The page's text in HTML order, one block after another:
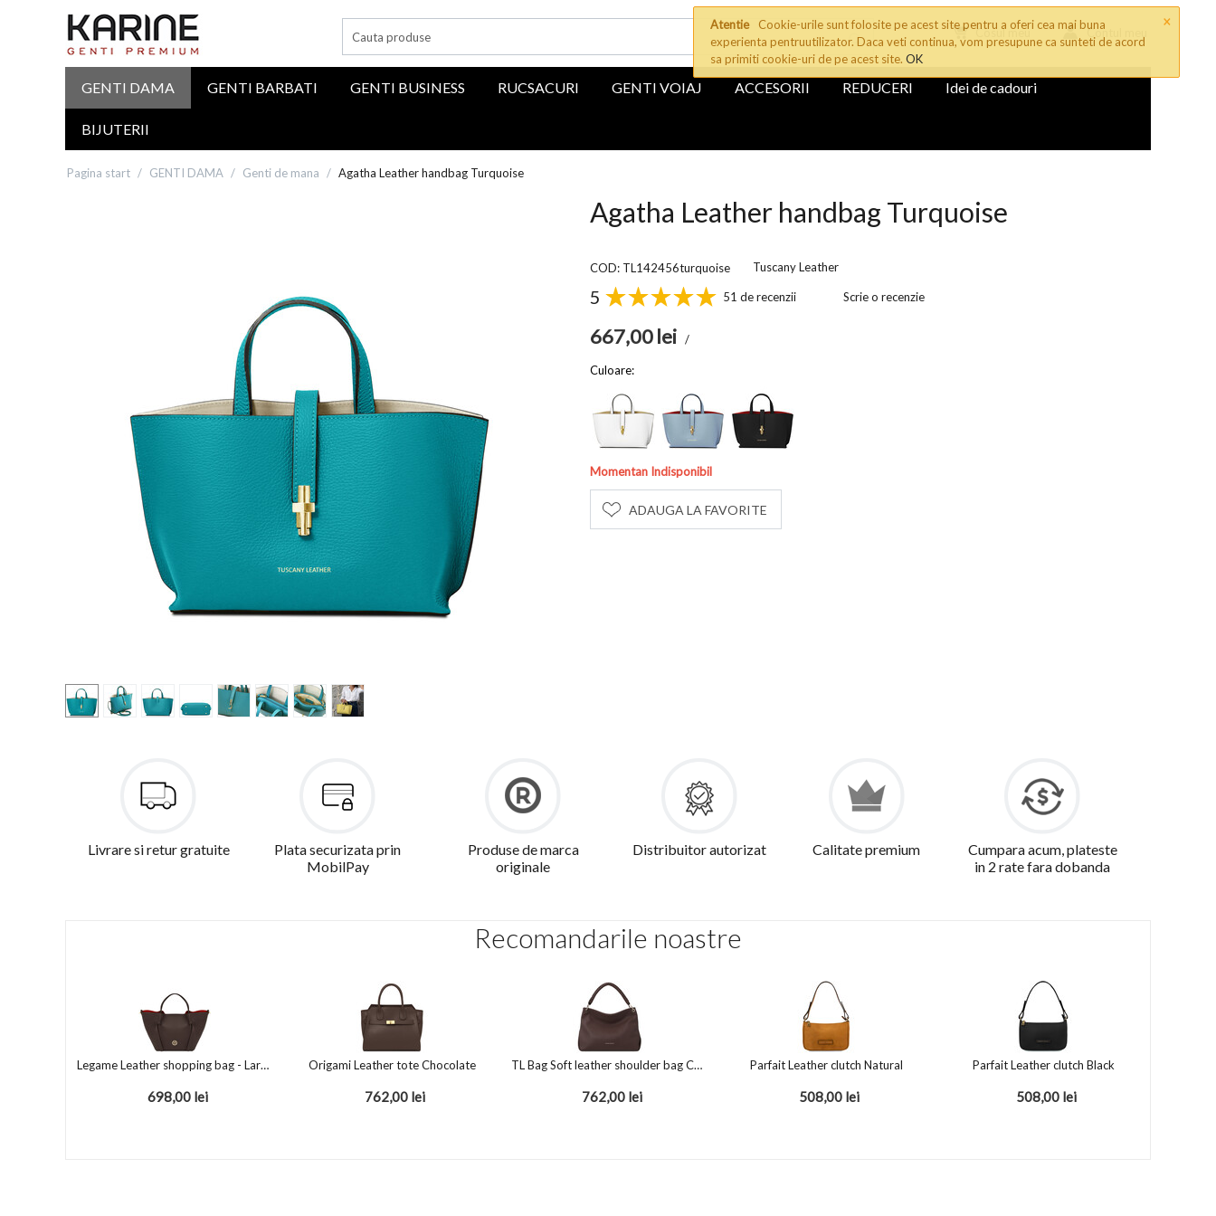
×
Atentie
Cookie-urile sunt folosite pe acest site pentru a oferi cea mai buna
experienta pentruutilizator. Daca veti continua, vom presupune ca sunteti de acord
sa primiti cookie-uri de pe acest site.OK
Cosul meu Contul meu
GENTI DAMA GENTI BARBATI GENTI BUSINESS RUCSACURI GENTI VOIAJ ACCESORII REDUCERI Idei de cadouri
BIJUTERII
Pagina start / GENTI DAMA / Genti de mana / Agatha Leather handbag Turquoise
Agatha Leather handbag Turquoise
COD: TL142456turquoise Tuscany Leather
5 51 de recenzii Scrie o recenzie
667,00lei /
Culoare:
Momentan Indisponibil
ADAUGA LA FAVORITE
Livrare si retur gratuite
Plata securizata prin
MobilPay
Produse de marca
originale
Distribuitor autorizat Calitate premium
Cumpara acum, plateste
in 2 rate fara dobanda
Recomandarile noastre
Legame Leather shopping bag - Large size Chocolate
698,00 lei
Origami Leather tote Chocolate
762,00 lei
TL Bag Soft leather shoulder bag Chocolate
762,00 lei
Parfait Leather clutch Natural
508,00 lei
Parfait Leather clutch Black
508,00 lei